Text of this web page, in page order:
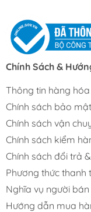
Chính Sách &
Thông tin hàng hóa
Chính sách bảo
Chính sách vận
Chính sách kiểm
Chính sách đổi trả
Phương thức thanh
Nghĩa vụ người
Hướng dẫn mua